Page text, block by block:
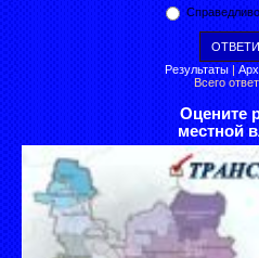
Результаты |
Всего
Оцените
местной